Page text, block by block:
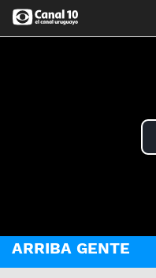
ARRIBA GENTE